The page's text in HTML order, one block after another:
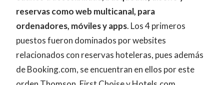
reservas como web multicanal, para
ordenadores, móviles y apps. Los 4 primeros
puestos fueron dominados por websites
relacionados con reservas hoteleras, pues además
de Booking.com, se encuentran en ellos por este